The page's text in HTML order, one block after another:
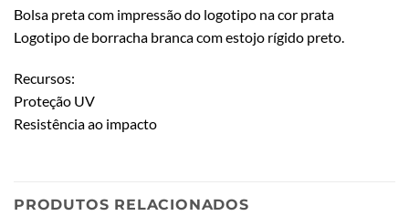
Bolsa preta com impressão do logotipo na cor prata
Logotipo de borracha branca com estojo rígido preto.
Recursos:
Proteção UV
Resistência ao impacto
PRODUTOS RELACIONADOS